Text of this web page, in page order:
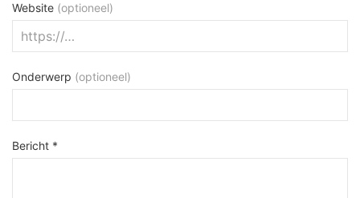
Website (optioneel)
Onderwerp (optioneel)
Bericht *